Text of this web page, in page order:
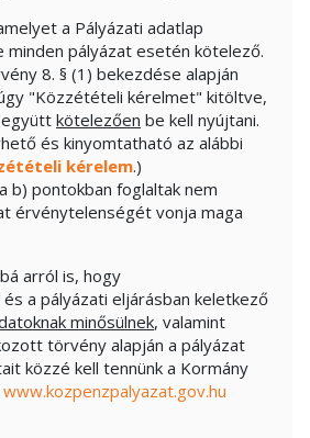
a Pályázati adatlap
pályázat esetén kötelező.
8. § (1) bekezdése alapján
"Közzétételi kérelmet" kitöltve,
együtt kötelezően be kell nyújtani.
és kinyomtatható az alábbi
kérelem.)
b) pontokban foglaltak nem
érvénytelenségét vonja maga
arról is, hogy
a pályázati eljárásban keletkező
minősülnek, valamint
törvény alapján a pályázat
közzé kell tennünk a Kormány
www.kozpenzpalyazat.gov.hu